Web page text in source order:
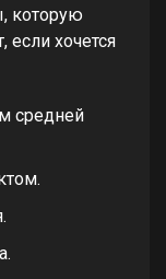
которую
если хочется
средней